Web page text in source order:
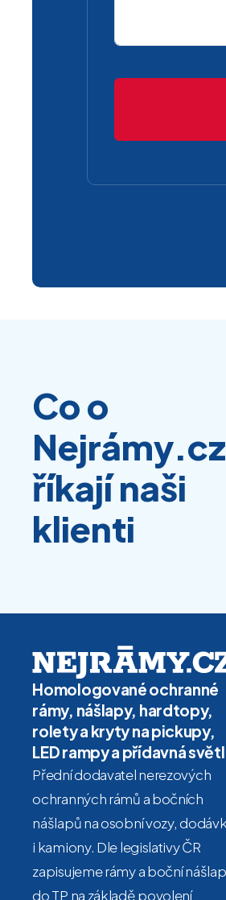
Co o
Nejrámy.cz
říkají naši
klienti
Homologované ochranné
rámy, nášlapy, hardtopy,
rolety a kryty na pickupy,
LED rampy a přídavná
Přední dodavatel nerezových
ochranných rámů a bočních
nášlapů na osobní vozy,
i kamiony. Dle legislativy ČR
zapisujeme rámy a boční
do TP na základě povolení